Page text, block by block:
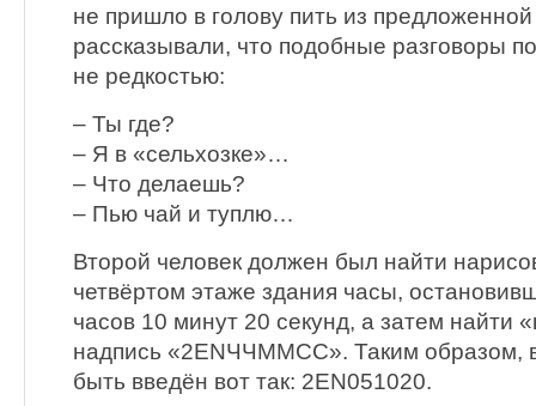
не пришло в голову пить из
рассказывали, что подобные разговоры
не редкостью:
– Ты где?
– Я в «сельхозке»…
– Что делаешь?
– Пью чай и туплю…
Второй человек должен был найти
четвёртом этаже здания часы,
часов 10 минут 20 секунд, а затем найти
надпись «2ENЧЧММСС». Таким образом,
быть введён вот так: 2EN051020.